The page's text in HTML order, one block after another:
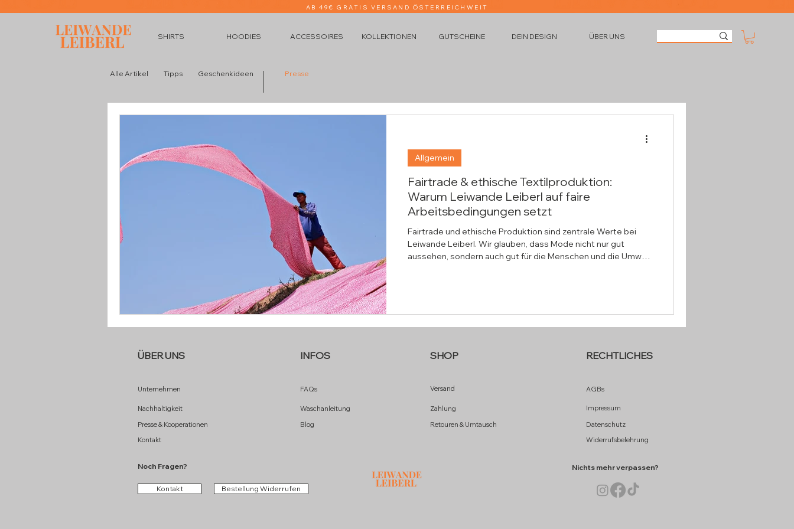
AB 49€ GRATIS VERSAND ÖSTERREICHWEIT
SHIRTS HOODIES ACCESSOIRES KOLLEKTIONEN GUTSCHEINE DEIN DESIGN ÜBER UNS
Alle Artikel Tipps Geschenkideen Presse
Fairtrade & ethische Textilproduktion:
Warum Leiwande Leiberl auf faire
Arbeitsbedingungen setzt
Fairtrade und ethische Produktion sind zentrale Werte bei
Leiwande Leiberl. Wir glauben, dass Mode nicht nur gut
aussehen, sondern auch gut für die Menschen und die Umwelt
Allgemein
ÜBER UNS
Unternehmen
Nachhaltigkeit
Presse & Kooperationen
INFOS
FAQs
Waschanleitung
Blog
Kontakt
SHOP
Versand
Zahlung
Retouren & Umtausch
RECHTLICHES
AGBs
Impressum
Datenschutz
Widerrufsbelehrung
Noch Fragen?
Kontakt Bestellung Widerrufen
Nichts mehr verpassen?